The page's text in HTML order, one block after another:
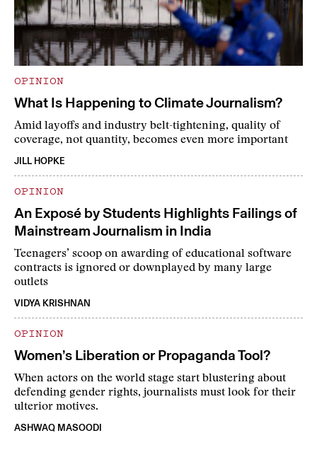
OPINION
What Is Happening to Climate Journalism?
Amid layoffs and industry belt-tightening, quality of
coverage, not quantity, becomes even more important
JILL HOPKE
OPINION
An Exposé by Students Highlights Failings of
Mainstream Journalism in India
Teenagers’ scoop on awarding of educational software
contracts is ignored or downplayed by many large
outlets
VIDYA KRISHNAN
OPINION
Women’s Liberation or Propaganda Tool?
When actors on the world stage start blustering about
defending gender rights, journalists must look for their
ulterior motives.
ASHWAQ MASOODI